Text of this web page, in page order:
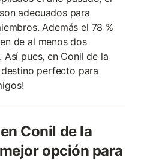
adecuados para
Además el 78 %
de al menos dos
Así pues, en Conil de la
perfecto para
Conil de la
opción para